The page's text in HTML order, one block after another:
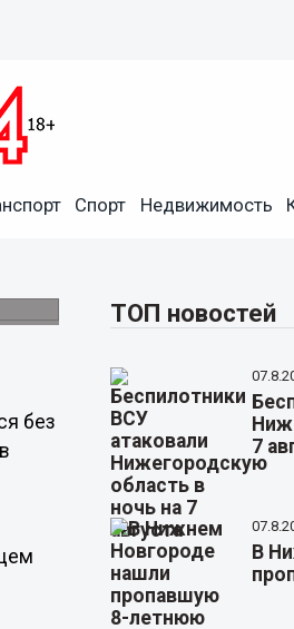
Спорт Недвижимость
без
ТОП новостей
7
В